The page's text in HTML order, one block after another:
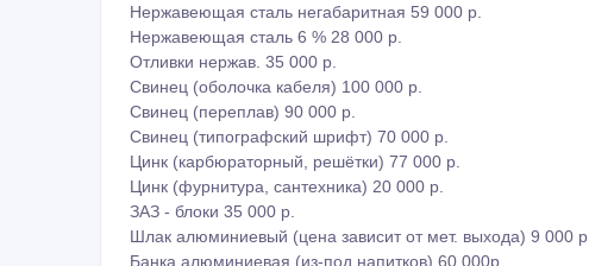
Нержавеющая сталь негабаритная 59 000 р.
Нержавеющая сталь 6 % 28 000 р.
Отливки нержав. 35 000 р.
Свинец (оболочка кабеля) 100 000 р.
Свинец (переплав) 90 000 р.
Свинец (типографский шрифт) 70 000 р.
Цинк (карбюраторный, решётки) 77 000 р.
Цинк (фурнитура, сантехника) 20 000 р.
ЗАЗ - блоки 35 000 р.
Шлак алюминиевый (цена зависит от мет. выхода) 9 000 р.
Банка алюминиевая (из-под напитков) 60 000р.